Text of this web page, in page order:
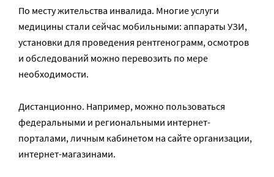
По месту жительства инвалида. Многие услуги
медицины стали сейчас мобильными: аппараты УЗИ,
установки для проведения рентгенограмм, осмотров
и обследований можно перевозить по мере
необходимости.
Дистанционно. Например, можно пользоваться
федеральными и региональными интернет-
порталами, личным кабинетом на сайте организации,
интернет-магазинами.